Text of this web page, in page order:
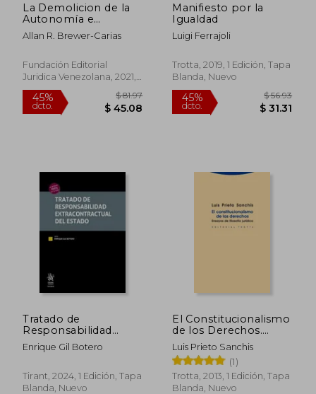
45%
dcto.
$ 23.21
$ 12.77
45%
dcto. $
La Demolicion de la
Autonomía e
Independencia de
Poder Judicial en
Allan R. Brewer-Carias
Fundación Editorial
Juridica Venezolana, 2021,
Tapa Blanda, Nuevo
Manifiesto por la
Igualdad
Luigi Ferrajoli
Trotta, 2019, 1 Edición, Tapa
Blanda, Nuevo
Tratado de
Responsabilidad
Extracontractual del
Estado
Enrique Gil Botero
Tirant, 2024, 1 Edición, Tapa
Blanda, Nuevo
El Constitucionalismo
de los Derechos.
Ensayos de Filosofía
Jurídica (Estructuras y
Procesos. Derecho)
Luis Prieto Sanchis
(1)
Trotta, 2013, 1 Edición, Tapa
Blanda, Nuevo